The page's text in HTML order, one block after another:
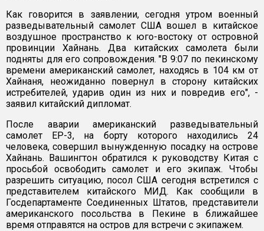
Как говорится в заявлении, сегодня утром военный
разведывательный самолет США вошел в китайское
воздушное пространство к юго-востоку от островной
провинции Хайнань. Два китайских самолета были
подняты для его сопровождения. "В 9:07 по пекинскому
времени американский самолет, находясь в 104 км от
Хайнаня, неожиданно повернул в сторону китайских
истребителей, ударив один из них и повредив его", -
заявил китайский дипломат.
После аварии американский разведывательный
самолет ЕР-3, на борту которого находились 24
человека, совершил вынужденную посадку на острове
Хайнань. Вашингтон обратился к руководству Китая с
просьбой освободить самолет и его экипаж. Чтобы
разрешить ситуацию, посол США сегодня встретился с
представителем китайского МИД. Как сообщили в
Госдепартаменте Соединенных Штатов, представители
американского посольства в Пекине в ближайшее
время отправятся на остров для встречи с экипажем.